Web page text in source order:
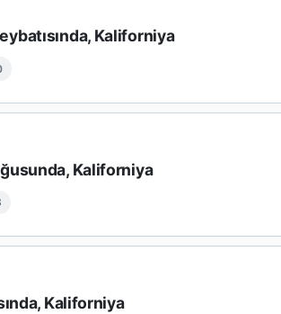
Kaliforniya
Kaliforniya
Kaliforniya